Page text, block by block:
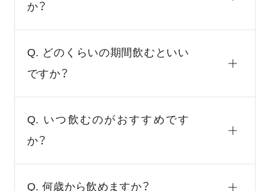
か？
Q. どのくらいの期間飲むといい
ですか？
Q. いつ飲むのがおすすめです
か？
Q. 何歳から飲めますか？